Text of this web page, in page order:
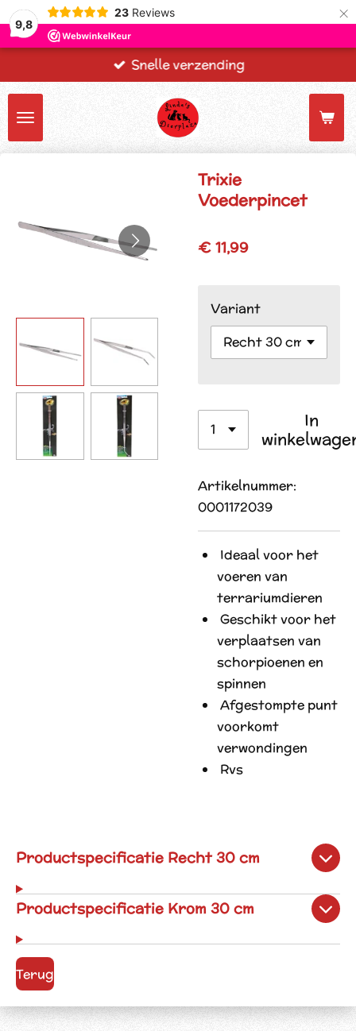
9,8
23 Reviews ×
Snelle verzending
Trixie
Voederpincet
€ 11,99
Variant
In
Artikelnummer:
0001172039
Ideaal voor het
voeren van
terrariumdieren
Geschikt voor het
verplaatsen van
schorpioenen en
spinnen
Afgestompte punt
voorkomt
verwondingen
Rvs
Productspecificatie Recht 30 cm
Productspecificatie Krom 30 cm
Terug